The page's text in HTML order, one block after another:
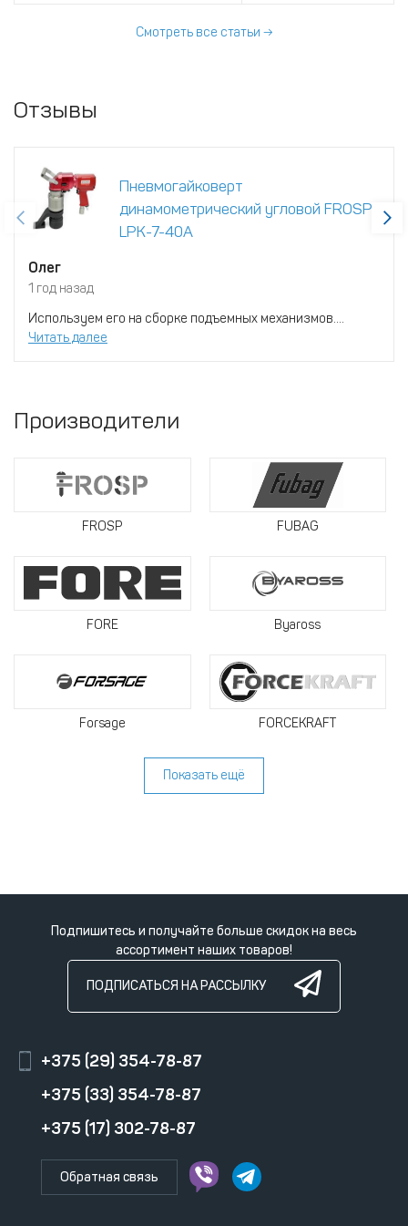
Смотреть все статьи →
Отзывы
Пневмогайковерт
динамометрический угловой FROSP
LPK-7-40A
Олег
1 год назад
Используем его на сборке подъемных механизмов....
Читать далее
Производители
FROSP FUBAG
FORE Byaross
Forsage FORCEKRAFT
Показать ещё
Подпишитесь и получайте больше скидок на весь
ассортимент наших товаров!
ПОДПИСАТЬСЯ НА РАССЫЛКУ
+375 (29) 354-78-87
+375 (33) 354-78-87
+375 (17) 302-78-87
Обратная связь